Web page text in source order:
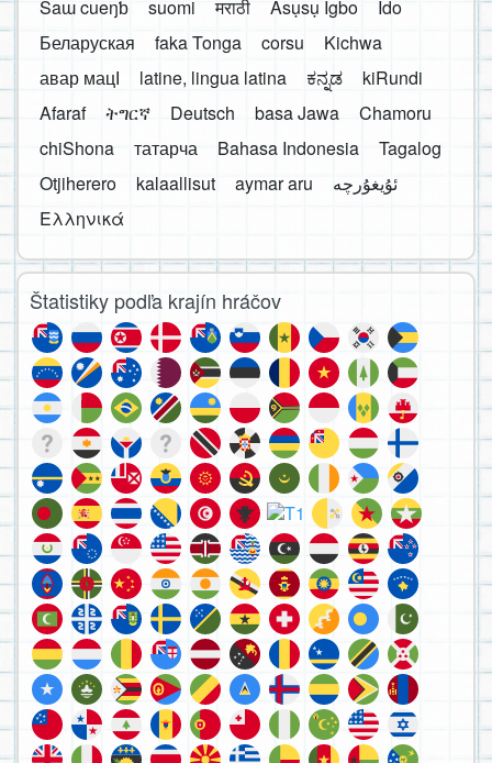
Saɯ cueŋƅ
suomi मराठी Asụsụ Igbo
Ido
Беларуская
faka Tonga corsu
Kichwa
авар мацӀ
latine, lingua latina ಕನ್ನಡ
kiRundi
Afaraf
ትግርኛ Deutsch basa Jawa
Chamoru
chiShona
татарча Bahasa Indonesia
Tagalog
Otjiherero
kalaallisut aymar aru
Ελληνικά
Štatistiky podľa krajín hráčov